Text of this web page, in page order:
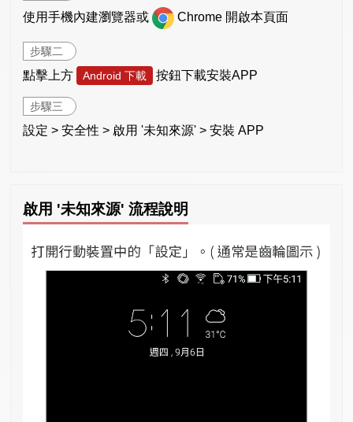
使用手機內建瀏覽器或 Chrome 開啟本頁面
步驟二
點擊上方 Android 下載 按鈕下載安裝APP
步驟三
設定 > 安全性 > 啟用 '未知來源' > 安裝 APP
啟用 '未知來源' 流程說明